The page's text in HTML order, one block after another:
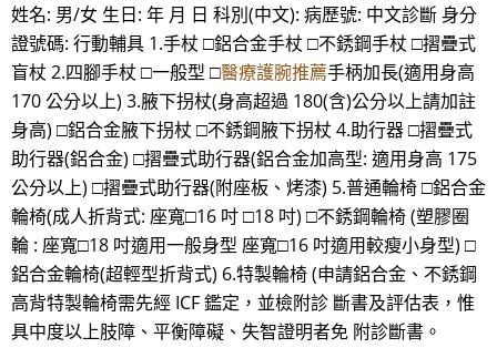
姓名: 男/女 生日: 年 月 日 科別(中文): 病歷號: 中文診斷 身分
證號碼: 行動輔具 1.手杖 □鋁合金手杖 □不銹鋼手杖 □摺疊式
盲杖 2.四腳手杖 □一般型 □醫療護腕推薦手柄加長(適用身高
170 公分以上) 3.腋下拐杖(身高超過 180(含)公分以上請加註
身高) □鋁合金腋下拐杖 □不銹鋼腋下拐杖 4.助行器 □摺疊式
助行器(鋁合金) □摺疊式助行器(鋁合金加高型: 適用身高 175
公分以上) □摺疊式助行器(附座板、烤漆) 5.普通輪椅 □鋁合金
輪椅(成人折背式: 座寬□16 吋 □18 吋) □不銹鋼輪椅 (塑膠圈
輪 : 座寬□18 吋適用一般身型 座寬□16 吋適用較瘦小身型) □
鋁合金輪椅(超輕型折背式) 6.特製輪椅 (申請鋁合金、不銹鋼
高背特製輪椅需先經 ICF 鑑定，並檢附診 斷書及評估表，惟
具中度以上肢障、平衡障礙、失智證明者免 附診斷書。